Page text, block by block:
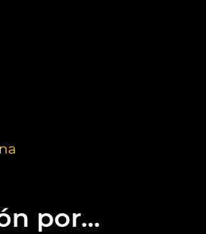
por...